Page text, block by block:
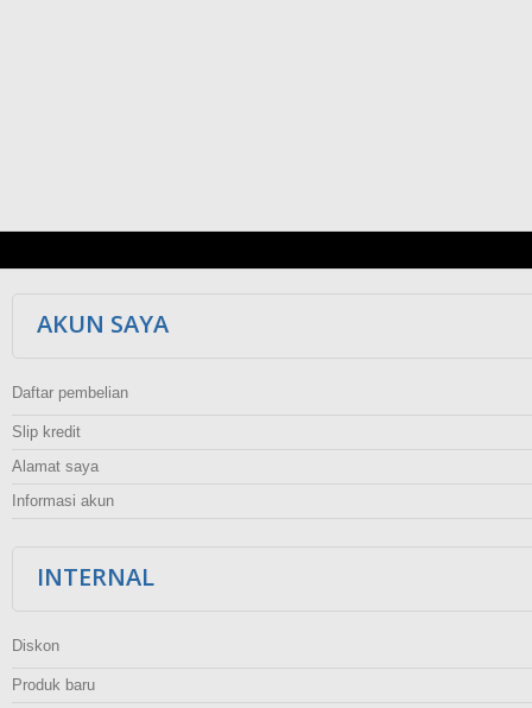
AKUN SAYA
Daftar pembelian
Slip kredit
Alamat saya
Informasi akun
INTERNAL
Diskon
Produk baru